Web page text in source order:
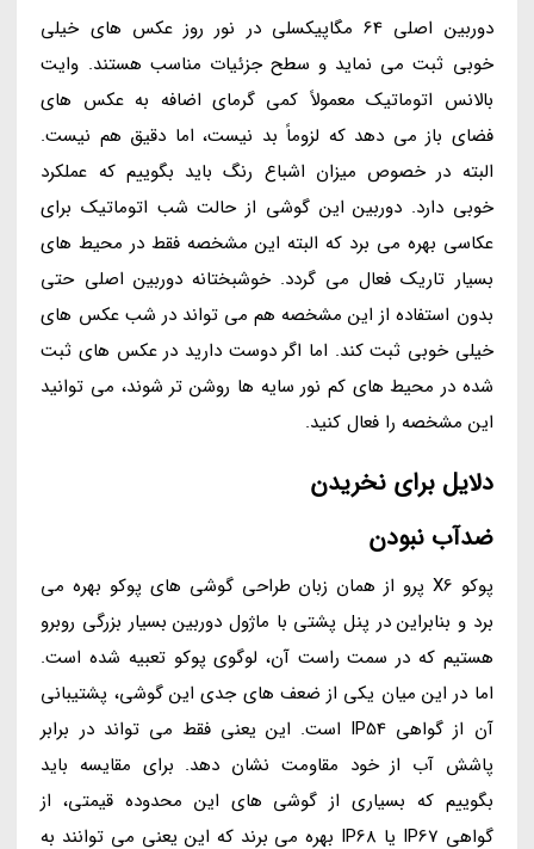
دوربین اصلی 64 مگاپیکسلی در نور روز عکس های خیلی
خوبی ثبت می نماید و سطح جزئیات مناسب هستند. وایت
بالانس اتوماتیک معمولاً کمی گرمای اضافه به عکس های
فضای باز می دهد که لزوماً بد نیست، اما دقیق هم نیست.
البته در خصوص میزان اشباع رنگ باید بگوییم که عملکرد
خوبی دارد. دوربین این گوشی از حالت شب اتوماتیک برای
عکاسی بهره می برد که البته این مشخصه فقط در محیط های
بسیار تاریک فعال می گردد. خوشبختانه دوربین اصلی حتی
بدون استفاده از این مشخصه هم می تواند در شب عکس های
خیلی خوبی ثبت کند. اما اگر دوست دارید در عکس های ثبت
شده در محیط های کم نور سایه ها روشن تر شوند، می توانید
این مشخصه را فعال کنید.
دلایل برای نخریدن
ضدآب نبودن
پوکو X6 پرو از همان زبان طراحی گوشی های پوکو بهره می
برد و بنابراین در پنل پشتی با ماژول دوربین بسیار بزرگی روبرو
هستیم که در سمت راست آن، لوگوی پوکو تعبیه شده است.
اما در این میان یکی از ضعف های جدی این گوشی، پشتیبانی
آن از گواهی IP54 است. این یعنی فقط می تواند در برابر
پاشش آب از خود مقاومت نشان دهد. برای مقایسه باید
بگوییم که بسیاری از گوشی های این محدوده قیمتی، از
گواهی IP67 یا IP68 بهره می برند که این یعنی می توانند به